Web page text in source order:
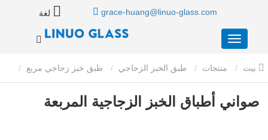
grace-huang@linuo-glass.com لغة
منتجات طبق الخبز الزجاجي طبق خبز زجاجي مربع
صواني أطباق الخبز الزجاجية المربعة
صواني أطباق الخبز الزجاجية المربعة